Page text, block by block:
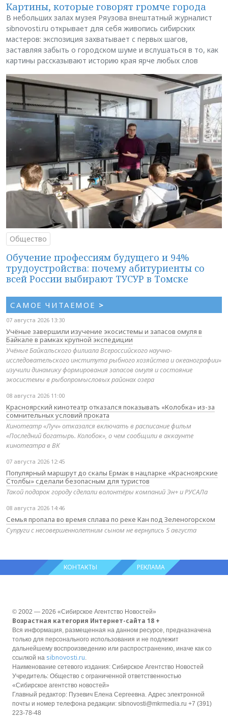
Картины, которые говорят громче города
В небольших залах музея Ряузова внештатный журналист
sibnovosti.ru открывает для себя живопись сибирских
мастеров: экспозиция захватывает с первых шагов,
заставляя забыть о городском шуме и вслушаться в то, как
картины рассказывают историю края ярче любых слов
Общество
Обучение профессиям будущего и 94%
трудоустройства: почему абитуриенты со
всей России выбирают ТУСУР в Томске
САМОЕ ЧИТАЕМОЕ >
07 августа 2026 13:30
Учёные завершили изучение экосистемы и запасов омуля в
Байкале в рамках крупной экспедиции
Учёные Байкальского филиала Всероссийского научно-
исследовательского института рыбного хозяйства и океанографии»
изучили динамику формирования запасов омуля и состояние
экосистемы в рыбопромысловых районах озера
08 августа 2026 11:00
Красноярский кинотеатр отказался показывать «Колобка» из-за
сомнительных условий проката
Кинотеатр «Луч» отказался включать в расписание фильм
«Последний богатырь. Колобок», о чем сообщили в аккаунте
кинотеатра в ВК
07 августа 2026 12:45
Популярный маршрут до скалы Ермак в нацпарке «Красноярские
Столбы» сделали безопасным для туристов
Такой подарок городу сделали волонтёры компаний Эн+ и РУСАЛа
08 августа 2026 14:46
Семья пропала во время сплава по реке Кан под Зеленогорском
Супруги с несовершеннолетним сыном не вернулись 5 августа
КОНТАКТЫ РЕКЛАМА
© 2002 — 2026 «Сибирское Агентство Новостей»
Возрастная категория Интернет-сайта 18 +
Вся информация, размещенная на данном ресурсе, предназначена
только для персонального использования и не подлежит
дальнейшему воспроизведению или распространению, иначе как со
ссылкой на sibnovosti.ru
Наименование сетевого издания: Сибирское Агентство Новостей
Учредитель: Общество с ограниченной ответственностью
«Сибирское агентство новостей»
Главный редактор: Пузевич Елена Сергеевна. Адрес электронной
почты и номер телефона редакции: sibnovosti@mkrmedia.ru +7 (391)
223-78-48